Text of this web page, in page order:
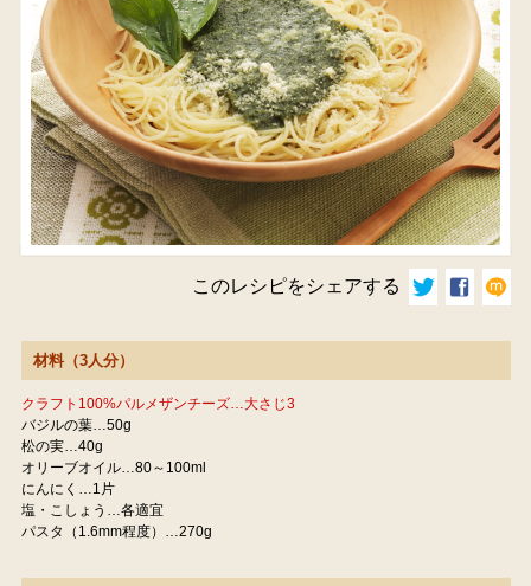
このレシピをシェアする
材料（3人分）
クラフト100%パルメザンチーズ…大さじ3
バジルの葉…50g
松の実…40g
オリーブオイル…80～100ml
にんにく…1片
塩・こしょう…各適宜
パスタ（1.6mm程度）…270g